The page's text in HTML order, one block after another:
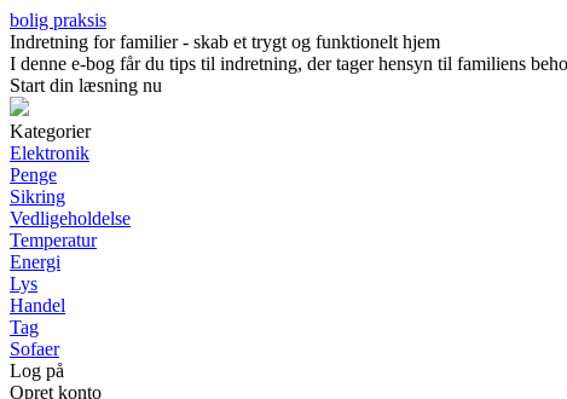
bolig praksis
Indretning for familier - skab et trygt og funktionelt hjem
I denne e-bog får du tips til indretning, der tager hensyn til familiens
Start din læsning nu
Kategorier
Elektronik
Penge
Sikring
Vedligeholdelse
Temperatur
Energi
Lys
Handel
Tag
Sofaer
Log på
Opret konto